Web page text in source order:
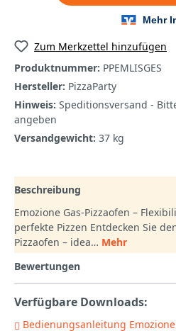
Zum Merkzettel hinzufügen
Produktnummer: PPEMLISGES
Hersteller: PizzaParty
Hinweis: Speditionsversand -
angeben
Versandgewicht: 37 kg
Beschreibung
Emozione Gas-Pizzaofen –
perfekte Pizzen Entdecken Sie
Pizzaofen – idea… Mehr
Bewertungen
Verfügbare Downloads:
Bedienungsanleitung Emozione